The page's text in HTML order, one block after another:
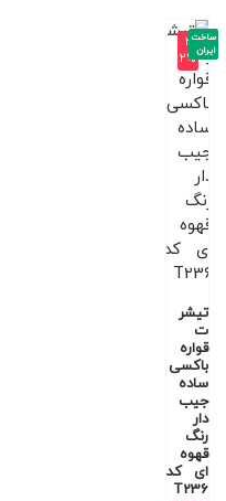
-3
2%
تیشر
ت
قواره
باکسی
ساده
جیب
دار
رنگ
قهوه
ای کد
T236
ساخت
ایران